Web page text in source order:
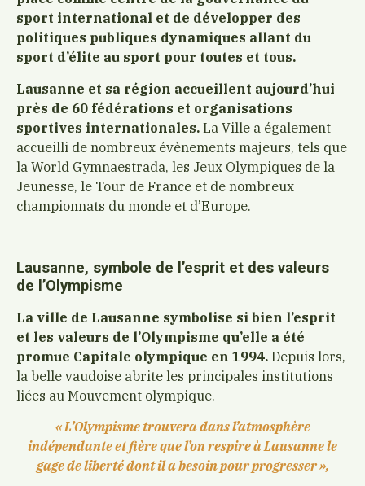
sport international et de développer des
politiques publiques dynamiques allant du
sport d’élite au sport pour toutes et tous.
Lausanne et sa région accueillent aujourd’hui
près de 60 fédérations et organisations
sportives internationales.La Ville a également
accueilli de nombreux évènements majeurs, tels que
la World Gymnaestrada, les Jeux Olympiques de la
Jeunesse, le Tour de France et de nombreux
championnats du monde et d’Europe.
Lausanne, symbole de l’esprit et des valeurs
de l’Olympisme
La ville de Lausanne symbolise si bien l’esprit
et les valeurs de l’Olympisme qu’elle a été
promue Capitale olympique en 1994.Depuis lors,
la belle vaudoise abrite les principales institutions
liées au Mouvement olympique.
« L’Olympisme trouvera dans l’atmosphère
indépendante et fière que l’on respire à Lausanne le
gage de liberté dont il a besoin pour progresser »,